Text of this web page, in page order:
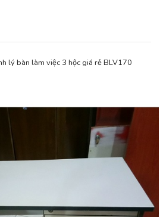
lý bàn làm việc 3 hộc giá rẻ BLV170